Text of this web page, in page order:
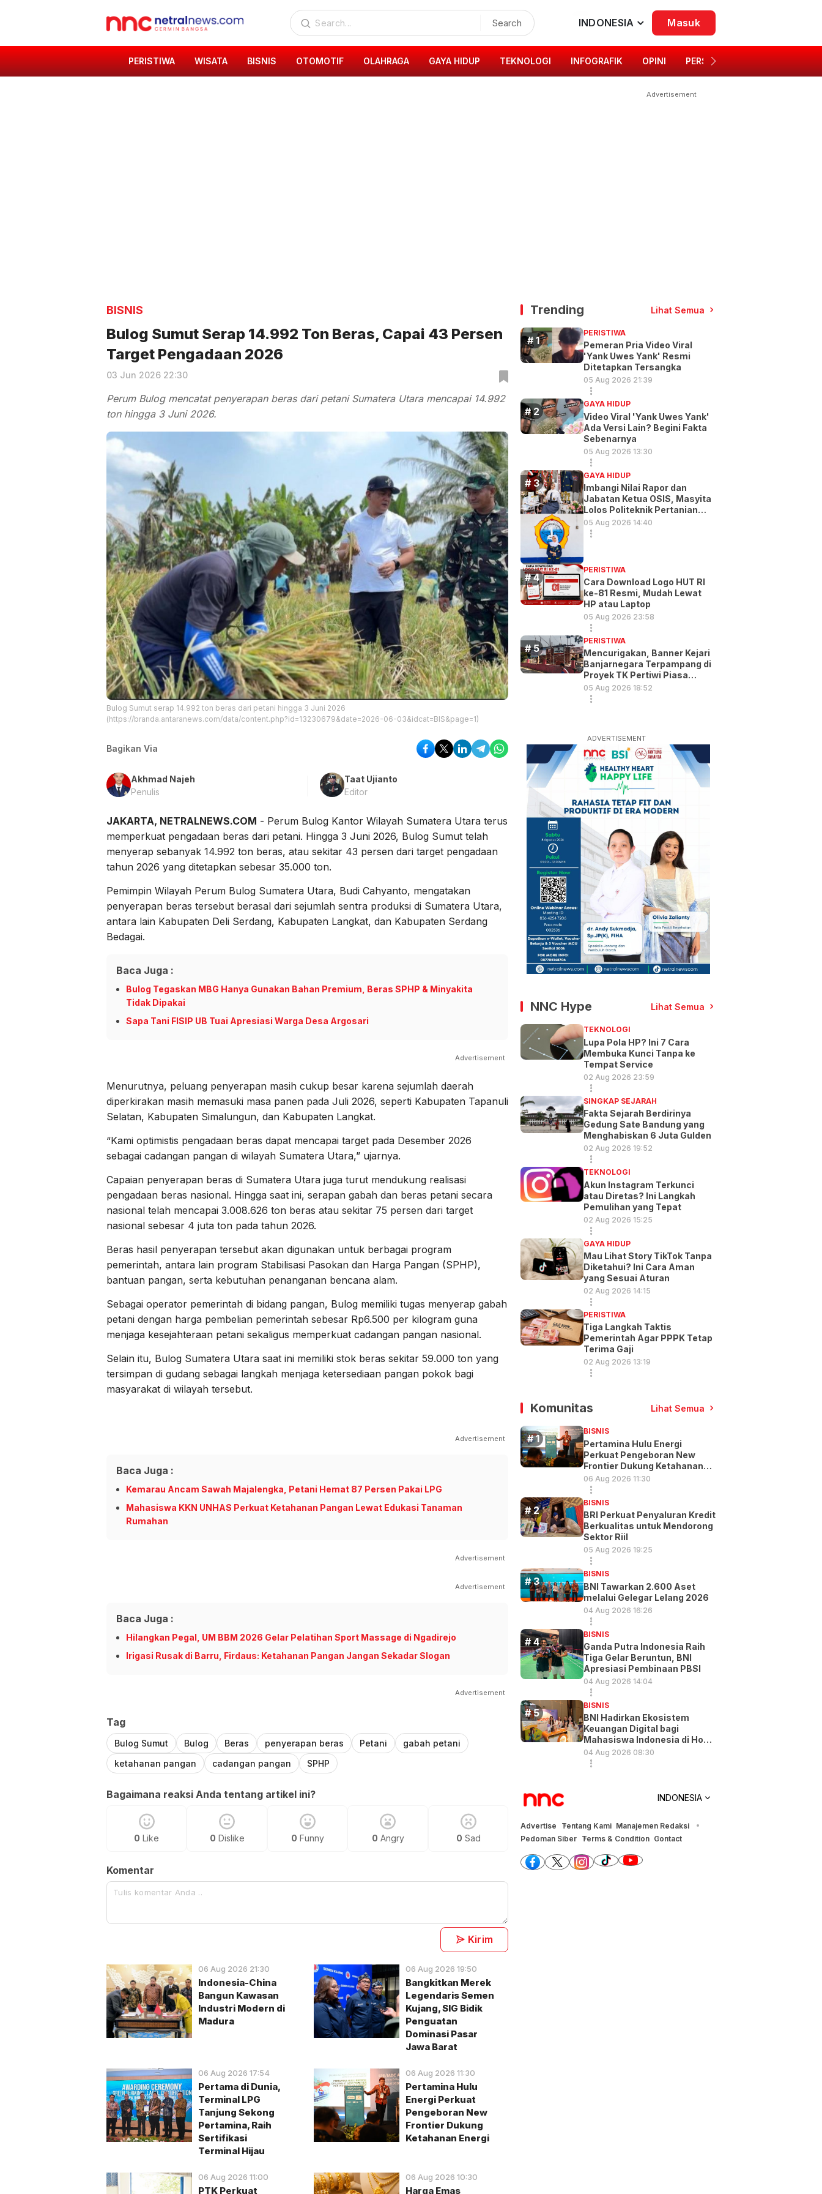
Search INDONESIA Masuk
PERISTIWA WISATA BISNIS OTOMOTIF OLAHRAGA GAYA HIDUP TEKNOLOGI INFOGRAFIK OPINI PERSONA
Advertisement
BISNIS
Bulog Sumut Serap 14.992 Ton Beras, Capai 43 Persen
Target Pengadaan 2026
03 Jun 2026 22:30
Perum Bulog mencatat penyerapan beras dari petani Sumatera Utara mencapai 14.992
ton hingga 3 Juni 2026.
Bulog Sumut serap 14.992 ton beras dari petani hingga 3 Juni 2026
(https://branda.antaranews.com/data/content.php?id=13230679&date=2026-06-03&idcat=BIS&page=1)
Bagikan Via
Akhmad Najeh
Penulis
Taat Ujianto
Editor
JAKARTA, NETRALNEWS.COM - Perum Bulog Kantor Wilayah Sumatera Utara terus
memperkuat pengadaan beras dari petani. Hingga 3 Juni 2026, Bulog Sumut telah
menyerap sebanyak 14.992 ton beras, atau sekitar 43 persen dari target pengadaan
tahun 2026 yang ditetapkan sebesar 35.000 ton.
Pemimpin Wilayah Perum Bulog Sumatera Utara, Budi Cahyanto, mengatakan
penyerapan beras tersebut berasal dari sejumlah sentra produksi di Sumatera Utara,
antara lain Kabupaten Deli Serdang, Kabupaten Langkat, dan Kabupaten Serdang
Bedagai.
Baca Juga :
Bulog Tegaskan MBG Hanya Gunakan Bahan Premium, Beras SPHP & Minyakita
Tidak Dipakai
Sapa Tani FISIP UB Tuai Apresiasi Warga Desa Argosari
Advertisement
Menurutnya, peluang penyerapan masih cukup besar karena sejumlah daerah
diperkirakan masih memasuki masa panen pada Juli 2026, seperti Kabupaten Tapanuli
Selatan, Kabupaten Simalungun, dan Kabupaten Langkat.
“Kami optimistis pengadaan beras dapat mencapai target pada Desember 2026
sebagai cadangan pangan di wilayah Sumatera Utara,” ujarnya.
Capaian penyerapan beras di Sumatera Utara juga turut mendukung realisasi
pengadaan beras nasional. Hingga saat ini, serapan gabah dan beras petani secara
nasional telah mencapai 3.008.626 ton beras atau sekitar 75 persen dari target
nasional sebesar 4 juta ton pada tahun 2026.
Beras hasil penyerapan tersebut akan digunakan untuk berbagai program
pemerintah, antara lain program Stabilisasi Pasokan dan Harga Pangan (SPHP),
bantuan pangan, serta kebutuhan penanganan bencana alam.
Sebagai operator pemerintah di bidang pangan, Bulog memiliki tugas menyerap gabah
petani dengan harga pembelian pemerintah sebesar Rp6.500 per kilogram guna
menjaga kesejahteraan petani sekaligus memperkuat cadangan pangan nasional.
Selain itu, Bulog Sumatera Utara saat ini memiliki stok beras sekitar 59.000 ton yang
tersimpan di gudang sebagai langkah menjaga ketersediaan pangan pokok bagi
masyarakat di wilayah tersebut.
Advertisement
Baca Juga :
Kemarau Ancam Sawah Majalengka, Petani Hemat 87 Persen Pakai LPG
Mahasiswa KKN UNHAS Perkuat Ketahanan Pangan Lewat Edukasi Tanaman
Rumahan
Advertisement
Advertisement
Baca Juga :
Hilangkan Pegal, UM BBM 2026 Gelar Pelatihan Sport Massage di Ngadirejo
Irigasi Rusak di Barru, Firdaus: Ketahanan Pangan Jangan Sekadar Slogan
Advertisement
Tag
Bulog Sumut Bulog Beras penyerapan beras Petani
gabah petani
ketahanan pangan
cadangan pangan SPHP
Bagaimana reaksi Anda tentang artikel ini?
0 Like 0 Dislike 0 Funny 0 Angry 0 Sad
Komentar
Kirim
06 Aug 2026 21:30
Indonesia-China
Bangun Kawasan
Industri Modern di
Madura
06 Aug 2026 19:50
Bangkitkan Merek
Legendaris Semen
Kujang, SIG Bidik
Penguatan
Dominasi Pasar
Jawa Barat
06 Aug 2026 17:54
Pertama di Dunia,
Terminal LPG
Tanjung Sekong
Pertamina, Raih
Sertifikasi
Terminal Hijau
06 Aug 2026 11:30
Pertamina Hulu
Energi Perkuat
Pengeboran New
Frontier Dukung
Ketahanan Energi
06 Aug 2026 11:00
PTK Perkuat
06 Aug 2026 10:30
Harga Emas
Trending Lihat Semua
PERISTIWA
Pemeran Pria Video Viral
'Yank Uwes Yank' Resmi
Ditetapkan Tersangka
05 Aug 2026 21:39
GAYA HIDUP
Video Viral 'Yank Uwes Yank'
Ada Versi Lain? Begini Fakta
Sebenarnya
05 Aug 2026 13:30
GAYA HIDUP
Imbangi Nilai Rapor dan
Jabatan Ketua OSIS, Masyita
Lolos Politeknik Pertanian
Gowa
05 Aug 2026 14:40
PERISTIWA
Cara Download Logo HUT RI
ke-81 Resmi, Mudah Lewat
HP atau Laptop
05 Aug 2026 23:58
PERISTIWA
Mencurigakan, Banner Kejari
Banjarnegara Terpampang di
Proyek TK Pertiwi Piasa
Wetan
05 Aug 2026 18:52
ADVERTISEMENT
NNC Hype Lihat Semua
TEKNOLOGI
Lupa Pola HP? Ini 7 Cara
Membuka Kunci Tanpa ke
Tempat Service
02 Aug 2026 23:59
SINGKAP SEJARAH
Fakta Sejarah Berdirinya
Gedung Sate Bandung yang
Menghabiskan 6 Juta Gulden
02 Aug 2026 19:52
TEKNOLOGI
Akun Instagram Terkunci
atau Diretas? Ini Langkah
Pemulihan yang Tepat
02 Aug 2026 15:25
GAYA HIDUP
Mau Lihat Story TikTok Tanpa
Diketahui? Ini Cara Aman
yang Sesuai Aturan
02 Aug 2026 14:15
PERISTIWA
Tiga Langkah Taktis
Pemerintah Agar PPPK Tetap
Terima Gaji
02 Aug 2026 13:19
Komunitas Lihat Semua
BISNIS
Pertamina Hulu Energi
Perkuat Pengeboran New
Frontier Dukung Ketahanan
Energi
06 Aug 2026 11:30
BISNIS
BRI Perkuat Penyaluran Kredit
Berkualitas untuk Mendorong
Sektor Riil
05 Aug 2026 19:25
BISNIS
BNI Tawarkan 2.600 Aset
melalui Gelegar Lelang 2026
04 Aug 2026 16:26
BISNIS
Ganda Putra Indonesia Raih
Tiga Gelar Beruntun, BNI
Apresiasi Pembinaan PBSI
04 Aug 2026 14:04
BISNIS
BNI Hadirkan Ekosistem
Keuangan Digital bagi
Mahasiswa Indonesia di Hong
Kong
04 Aug 2026 08:30
INDONESIA
Advertise Tentang Kami Manajemen Redaksi
Pedoman Siber Terms & Condition Contact